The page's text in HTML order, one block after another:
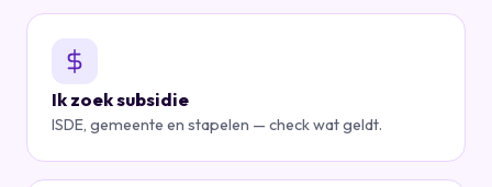
Ik zoek subsidie
ISDE, gemeente en stapelen — check wat geldt.